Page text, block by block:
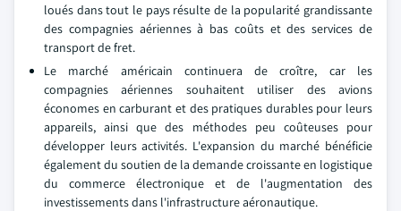
loués dans tout le pays résulte de la popularité grandissante
des compagnies aériennes à bas coûts et des services de
transport de fret.
Le marché américain continuera de croître, car les
compagnies aériennes souhaitent utiliser des avions
économes en carburant et des pratiques durables pour leurs
appareils, ainsi que des méthodes peu coûteuses pour
développer leurs activités. L'expansion du marché bénéficie
également du soutien de la demande croissante en logistique
du commerce électronique et de l'augmentation des
investissements dans l'infrastructure aéronautique.